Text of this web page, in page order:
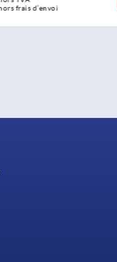
hors frais d’envoi